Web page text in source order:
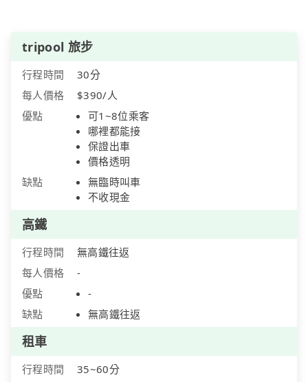
tripool 旅步
行程時間
30分
每人價格
$390/人
優點
可1~8位乘客
哪裡都能接
保證出車
價格透明
缺點
無臨時叫車
不收現金
高鐵
行程時間
無高鐵往返
每人價格
-
優點
-
缺點
無高鐵往返
租車
行程時間
35~60分